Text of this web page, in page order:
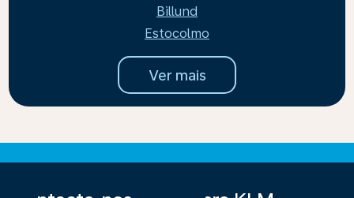
Billund
Estocolmo
Ver mais